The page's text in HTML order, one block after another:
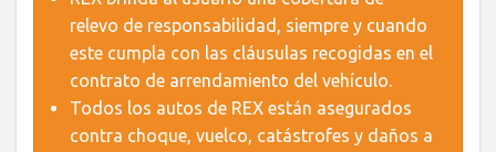
relevo de responsabilidad, siempre y cuando
este cumpla con las cláusulas recogidas en el
contrato de arrendamiento del vehículo.
Todos los autos de REX están asegurados
contra choque, vuelco, catástrofes y daños a